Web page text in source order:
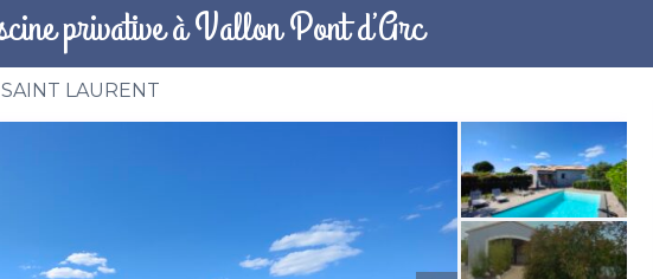
privative à Vallon Pont d’Arc
LAURENT